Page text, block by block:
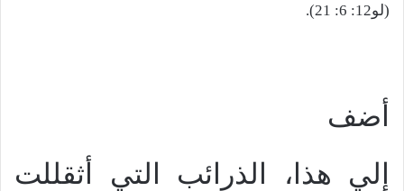
(لو12: 6: 21).
أضف
إلي هذا، الذرائب التي أثقللت